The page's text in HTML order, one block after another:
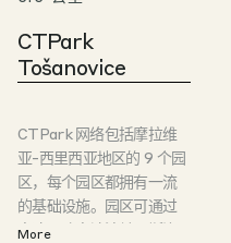
CTPark
Tošanovice
CTPark 网络包括摩拉维
亚-西里西亚地区的 9 个园
区，每个园区都拥有一流
的基础设施。园区可通过
高速公路直达波兰、斯洛
More